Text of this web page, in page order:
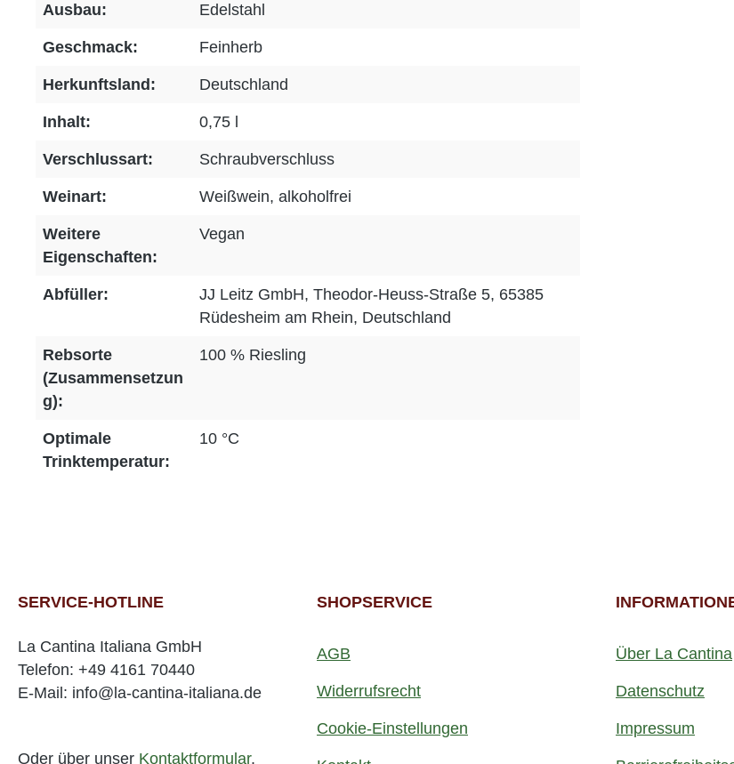
Ausbau: Edelstahl
Geschmack: Feinherb
Herkunftsland: Deutschland
Inhalt: 0,75 l
Verschlussart: Schraubverschluss
Weinart: Weißwein, alkoholfrei
Weitere
Eigenschaften:
Vegan
Abfüller:
JJ Leitz GmbH, Theodor-Heuss-Straße 5, 65385
Rüdesheim am Rhein, Deutschland
Rebsorte
(Zusammensetzun
g):
100 % Riesling
Optimale
Trinktemperatur:
10 °C
SERVICE-HOTLINE
La Cantina Italiana GmbH
Telefon: +49 4161 70440
E-Mail: info@la-cantina-italiana.de
Oder über unser Kontaktformular.
SHOPSERVICE
AGB
Widerrufsrecht
Cookie-Einstellungen
Über La Cantina
Datenschutz
Impressum